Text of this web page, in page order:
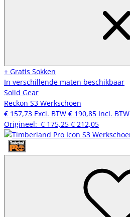
+ Gratis Sokken
In verschillende maten beschikbaar
Solid Gear
Reckon S3 Werkschoen
€ 157,73 Excl. BTW € 190,85 Incl. BTW
Origineel: € 175,25 € 212,05